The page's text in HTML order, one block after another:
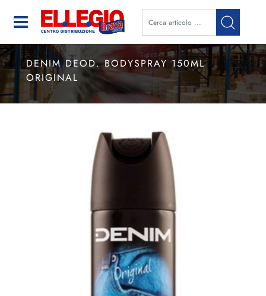
Open
DENIM DEOD. BODYSPRAY 150ML
ORIGINAL